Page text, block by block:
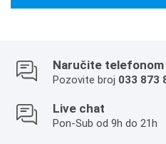
Naručite telefonom
Pozovite broj 033 873
Live chat
Pon-Sub od 9h do 21h